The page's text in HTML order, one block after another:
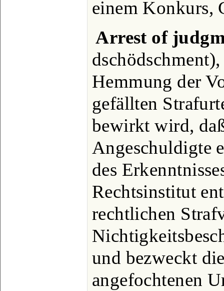
einem Konkurs,
Arrest of
Hemmung der
gefällten
bewirkt wird,
Angeschuldigte
des
Rechtsinstitut
rechtlichen
und bezweckt
angefochtenen